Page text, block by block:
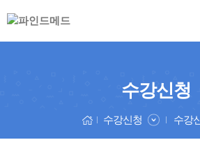
수강신청
수강신청 수강